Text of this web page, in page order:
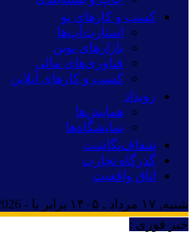
کسب و کارهای نو
استارت‌آپ‌ها
بازارهای نوین
فناوری‌های مالی
کسب و کارهای آنلاین
رویداد
همایش‌ها
نمایشگاه‌ها
شفاف‌نگاشت
گذرگاه تجارت
اتاق واقعیت
شنبه, ۱۷ مرداد , ۱۴۰۵ برابر با - Saturday, 8 August , 2026
خبر فوری :